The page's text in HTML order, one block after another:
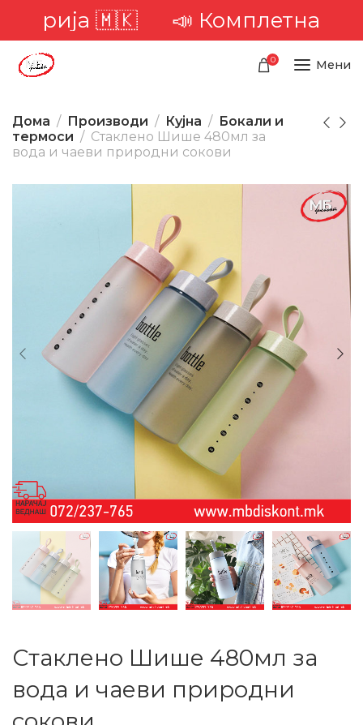
🇲🇰📣 Комплетна достава
0 Мени
Дома Производи Кујна
Бокали и
термоси
Стаклено Шише 480мл за
вода и чаеви природни сокови
Стаклено Шише 480мл за
вода и чаеви природни